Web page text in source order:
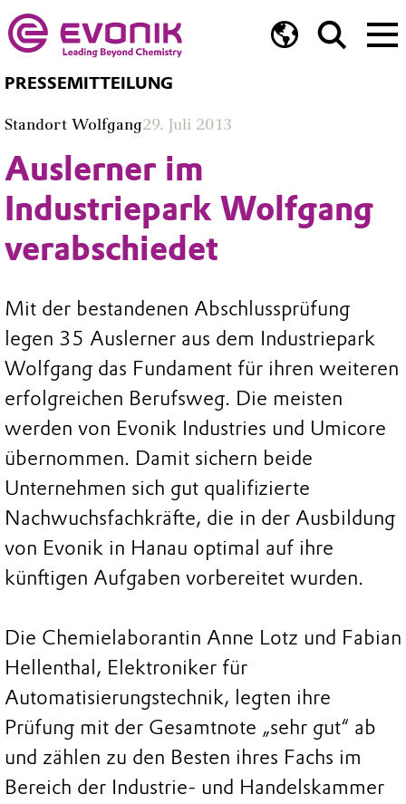
PRESSEMITTEILUNG
Standort Wolfgang29. Juli 2013
Auslerner im
Industriepark Wolfgang
verabschiedet
Mit der bestandenen Abschlussprüfung
legen 35 Auslerner aus dem Industriepark
Wolfgang das Fundament für ihren weiteren
erfolgreichen Berufsweg. Die meisten
werden von Evonik Industries und Umicore
übernommen. Damit sichern beide
Unternehmen sich gut qualifizierte
Nachwuchsfachkräfte, die in der Ausbildung
von Evonik in Hanau optimal auf ihre
künftigen Aufgaben vorbereitet wurden.
Die Chemielaborantin Anne Lotz und Fabian
Hellenthal, Elektroniker für
Automatisierungstechnik, legten ihre
Prüfung mit der Gesamtnote „sehr gut“ ab
und zählen zu den Besten ihres Fachs im
Bereich der Industrie- und Handelskammer